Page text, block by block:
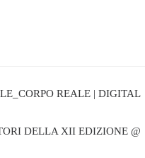
REALE | DIGITAL
DELLA XII EDIZIONE @